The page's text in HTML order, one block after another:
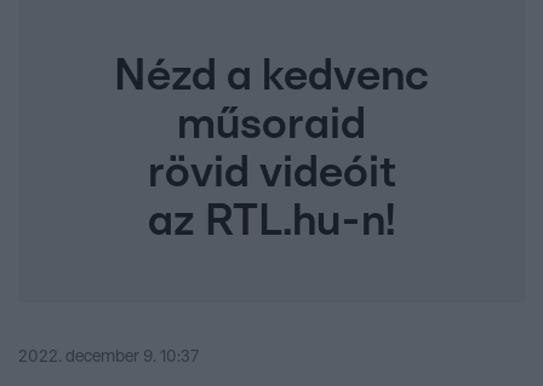
Nézd a kedvenc
műsoraid
rövid videóit
az RTL.hu-n!
2022. december 9. 10:37